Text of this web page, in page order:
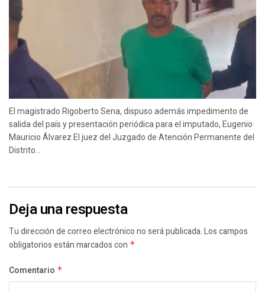
El magistrado Rigoberto Sena, dispuso además impedimento de
salida del país y presentación periódica para el imputado, Eugenio
Mauricio Álvarez El juez del Juzgado de Atención Permanente del
Distrito...
Deja una respuesta
Tu dirección de correo electrónico no será publicada.Los campos
obligatorios están marcados con *
Comentario *